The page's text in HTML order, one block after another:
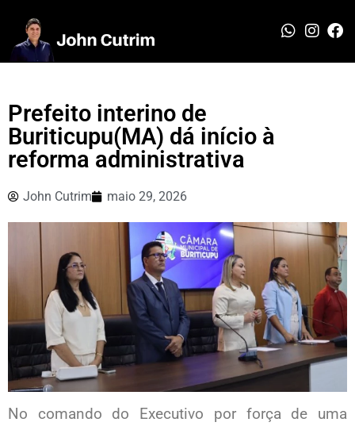
Prefeito interino de
Buriticupu(MA) dá início à
reforma administrativa
John Cutrim maio 29, 2026
No comando do Executivo por força de uma